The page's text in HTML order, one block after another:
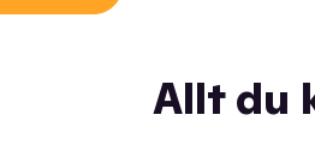
Allt du